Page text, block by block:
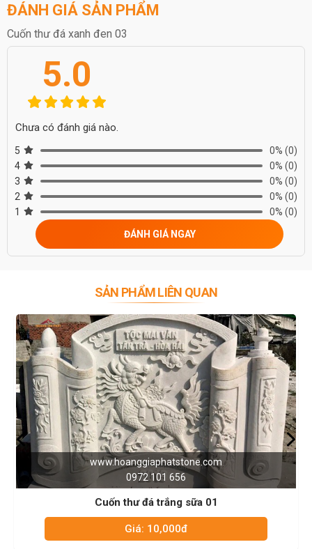
ĐÁNH GIÁ SẢN PHẨM
Cuốn thư đá xanh đen 03
5.0
Chưa có đánh giá nào.
5 0% (0)
4
0% (0)
3
0% (0)
2
0% (0)
1
0% (0)
ĐÁNH GIÁ NGAY
SẢN PHẨM LIÊN QUAN
www.hoanggiaphatstone.com
0972 101 656
Cuốn thư đá trắng sữa 01
Giá: 10,000đ